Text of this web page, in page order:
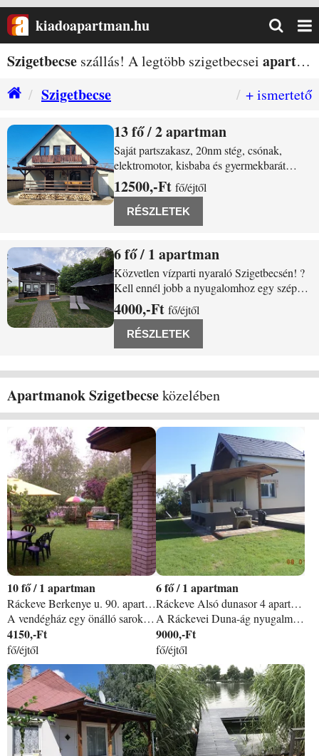
kiadoapartman.hu
Szigetbecse szállás! A legtöbb szigetbecsei apartman
Szigetbecse
+ ismertető
13 / 2 apartman
Szigetbecse Királyréti Dunasor 75
Saját partszakasz, 20nm stég, csónak,
elektromotor, kisbaba és gyermekbarát
felszerelés bent és kint! Kívül-belül
felújított, 3 hálószobás 6 férőhelyes szigetelt
kertesház fedett terasszal, légkondival,
gázfűtéssel. Körbekerített udvar. Rönkfa
12500,-Ft fő/éjtől
RÉSZLETEK
6 / 1 apartman
Szigetbecse Királyréti dunasor 19
Közvetlen vízparti nyaraló Szigetbecsén! ?
Kell ennél jobb a nyugalomhoz egy szép
házban? Horgászni? Sétálni, biciklizni a
naplementében? Vagy napimádó vagy? Ezt
itt mind megtalálod nálam. Csend nyugalom
és hal! RSD Szigetbecsén közvetlen
4000,-Ft fő/éjtől
RÉSZLETEK
Apartmanok Szigetbecseközelében
10 /1 apartman
Ráckeve Berkenye u. 90. apartman
A vendégház egy önálló saroktelken fekszik Ráckeve déli végében, az RSD balpartján lévő ˝Fanyilas˝ nevű városrészben, a Kerekzátony-sziget déli csúcsa felé nyíló dunai panorámával. Vízparti vendégházunk téliesített: a központi fűtés mellett fatüzelésű kandalló is van a nappaliban. Vendégházunkban korlátlan internet és kábelTV csatornák állnak rendelkezésükre. A bekerített telken gondozott díszkert, továbbá bográcshely, kerti grill található. Részletek: A földszinten berendezett, hűtő- és mosogatógéppel, elektromos tűzhellyel, sütővel is felszerelt konyha, étkező, nappali, kádas fürdőszoba. Az emeleten 2 hálószoba ( egyikben 200x220 cm méretű kétmatracos duplaágy) - összesen 6 fő, pótágyakkal maximum 10 fő elhelyezésére alkalmas. Az emeleti előszobából tusolós fürdőszoba nyílik. Mindkét szinten található WC. A vízparti vendégházhoz fedett terasz, gondozott kert, önálló Kis-Duna-i partszakasz és stég tartozik, ami a fürdésen kívül lehetőséget ad csónakázásra, horgászásra. Ráckeve horgászparadicsom, a zsiliprendszerek között szabályozott a vízszint, és max 0, 5 km/h a Duna sebessége. Megközelítési módok: a. / Ráckeve Budapestről az M0-ás autóútról lekanyarodva a Halásztelek-Tököl útvonalon közelíthető meg (kb. 40 perces autóút). b. / Az 51-es útról Kiskunlacházánál kell Ráckevének venni az irányt (4 km). c. / A 6-os útról a lórévi komppal átkelve legrövidebb Ráckevére jutni, de az ercsi vagy a százhalombattai kompot is lehet használni (Szigetújfalu illetve Tököl útbaejtésével). d. / A Budapest-Vágóhídról induló HÉV-nek Ráckevén van a végállomása. e. / Volán autóbusz járatok Csepelről és a Népliget végállomásról indulnak Ráckevére. f. / Vízi úton Budapest felől a Kvassay-zsilipen, déli irányból a Tassi-zsilipen keresztül juthatnak a Ráckevei-Soroksári Dunaágba. A vízparti vendégház szállásdíja a hiánytalanul felszerelt, kertes lakóépület ÖNÁLLÓ használatát, kocsibeállási lehetőséget és a saját stég használatát is tartalmazza. Mindig kérjen részletes ajánlatot, amihez próbálja meg az igényeit, adatait felsorolni - mert az összes fizetendő (szállásdíj, idegenforgalmi adó, rezsi-hozzájárulás, egyéb) ezektől függ. Vannak extra szolgáltatásaink is, amiket majd az ajánlatban láthat!
4150,-Ft
fő/éjtől
6 /1 apartman
Ráckeve Alsó dunasor 4 apartman
A Ráckevei Duna-ág nyugalmat árasztó környezete ideális hely a teljes pihenésre. A HÁZÁRA! 45000 /nap Kiadó nyaraloink környezetében számtalan program, lehetőség adódik, részint víz, részint a környezetből adódóan. A horgászat, nyaralás, aktív pihenés és a vízitúrák szerelmesei több helyszínen hódolhatnak hobbijuknak a pihenésük során. A vízparti nyaraló gondozott kertjében megtalálnak mindent, napozó ágyak kerti grillező kültéri teraszon konyha teljesen felszerelve. stb JULIUS 15-AGUSZTUS 30 ig MINIMUM EGY HÉT EGYBEN! Kiadó dunai vízparti nyaralóink is ebben a városban találhatóak. Amennyiben nem csak a dunai horgászat érdekli, szívesen körbe nézne Ráckevén a nyaralása alatt, ezeket a látványosságokat ajánljuk Önnek: nak mindent: napozóágyak, kialakított tűzrakóhely, kerti garnitúra stb.
9000,-Ft
fő/éjtől